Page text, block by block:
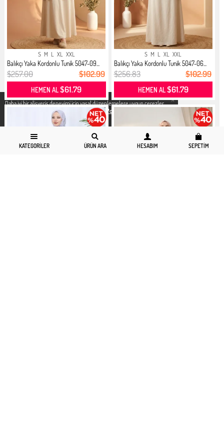
X
Daha iyi bir alisveris deneyimi icin yasal düzenlemelere uygun çerezler
kullanıyoruz. Detaylı bilgiye
Gizlilik ve Çerez Politikası
KATEGORILER ÜRÜN ARA HESABIM SEPETIM
S M L XL XXL
Balıkçı Yaka Kordonlu Tunik 5047-09...
$257.00 $102.99
HEMEN AL$61.79
S M L XL XXL
Balıkçı Yaka Kordonlu Tunik 5047-06...
$256.83 $102.99
HEMEN AL$61.79